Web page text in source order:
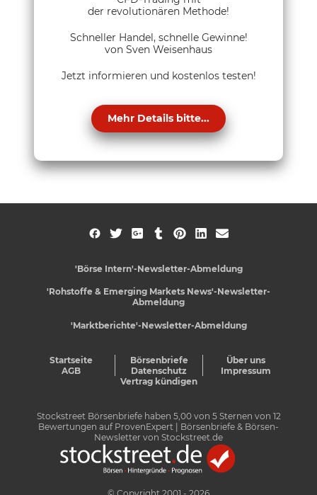
der revolutionären Methode!
Schneller Handel, schnelle Gewinne!
von Sven Weisenhaus
Jetzt informieren und kostenlos testen!
Mehr Details bitte...
'Börse Intern'-Newsletter-Abmeldung
'Rohstoffe & Emerging Markets News'-Newsletter-
Abmeldung
'Marktberichte'-Newsletter-Abmeldung
Startseite Börsenbriefe
Über uns
AGB
Datenschutz
Impressum
Vertrag kündigen
Stockstreet Börsenbriefe haben 5,00von 5Sternen von 12
Bewertungen auf ProvenExpert
| Börsenbriefe & Börsen-
Newsletter von Stockstreet.de